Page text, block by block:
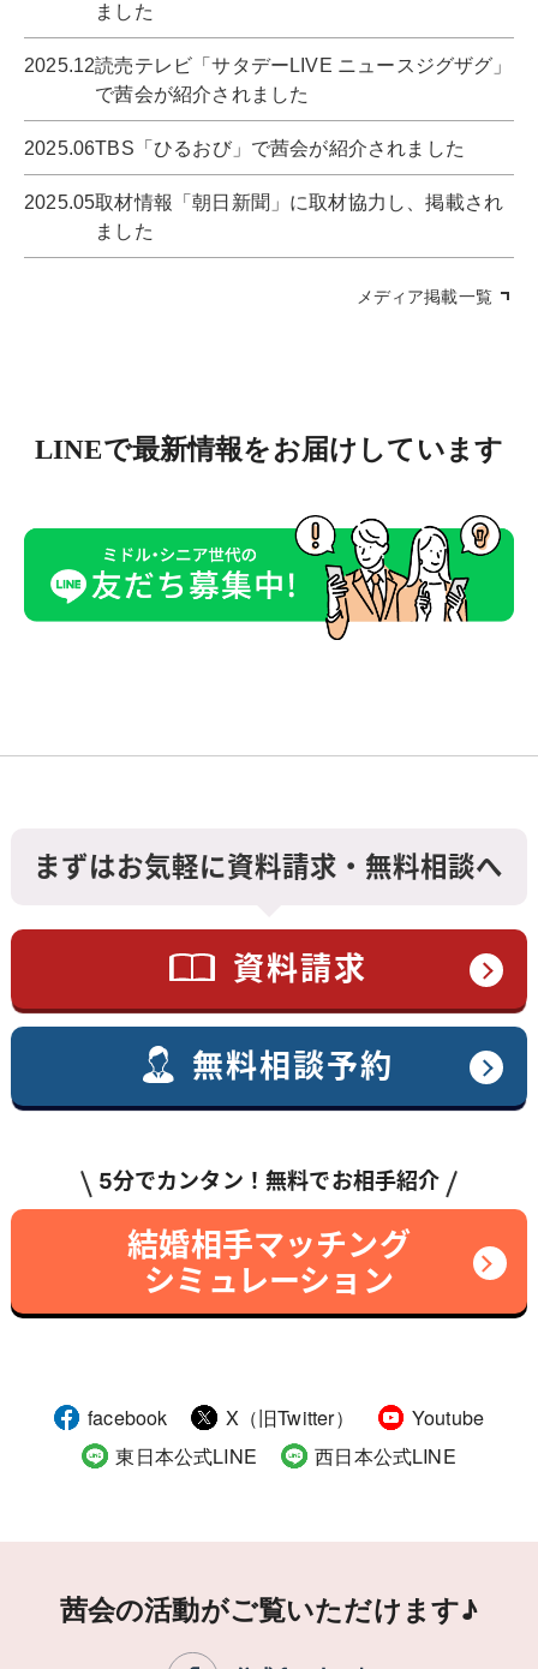
ました
2025.12読売テレビ「サタデーLIVE ニュースジグザグ」
で茜会が紹介されました
2025.06TBS「ひるおび」で茜会が紹介されました
2025.05取材情報「朝日新聞」に取材協力し、掲載され
ました
メディア掲載一覧
LINEで最新情報をお届けしています
まずはお気軽に資料請求・無料相談へ
資料請求
無料相談予約
5分でカンタン！無料でお相手紹介
結婚相手マッチング
シミュレーション
facebook X（旧Twitter）
Youtube
東日本公式LINE
西日本公式LINE
茜会の活動がご覧いただけます♪